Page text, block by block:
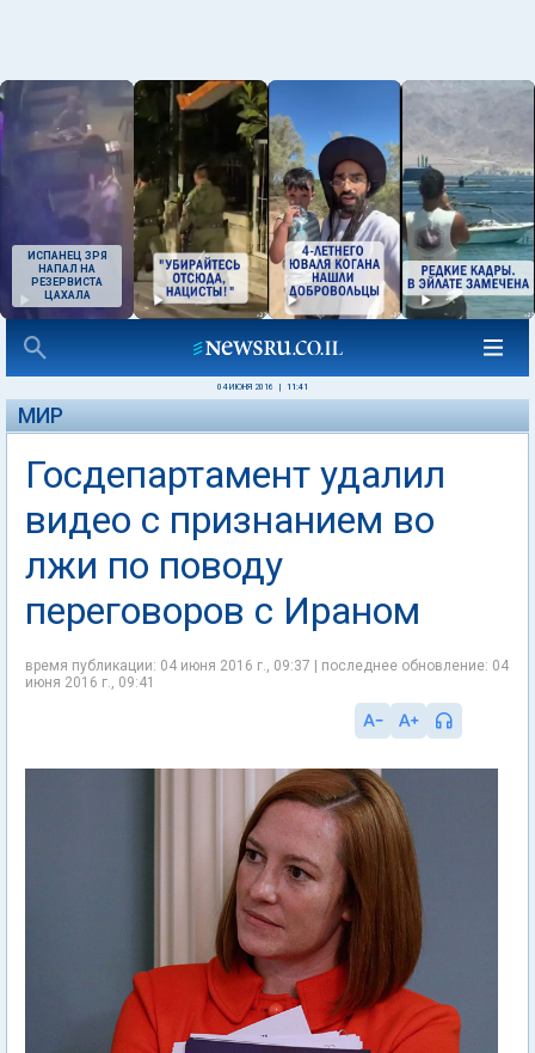
ИСПАНЕЦ ЗРЯ
НАПАЛ НА
РЕЗЕРВИСТА
ЦАХАЛА
04 ИЮНЯ 2016 11:41
МИР
Госдепартамент удалил
видео с признанием во
лжи по поводу
переговоров с Ираном
время публикации: 04 июня 2016 г., 09:37 | последнее обновление: 04
июня 2016 г., 09:41